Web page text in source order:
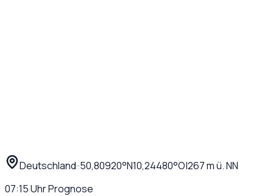
Deutschland··50,80920°N10,24480°O|267m ü. NN
07:15UhrPrognose